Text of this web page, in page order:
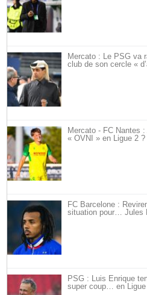
Mercato : Le PSG va
club de son cercle «
Mercato - FC Nantes
« OVNI » en Ligue 2 ?
FC Barcelone :
situation pour… Jules
PSG : Luis Enrique
super coup… en Ligue